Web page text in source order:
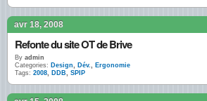
avr 18, 2008
Refonte du site OT de Brive
By admin
Categories: Design, Dév., Ergonomie
Tags: 2008, DDB, SPIP